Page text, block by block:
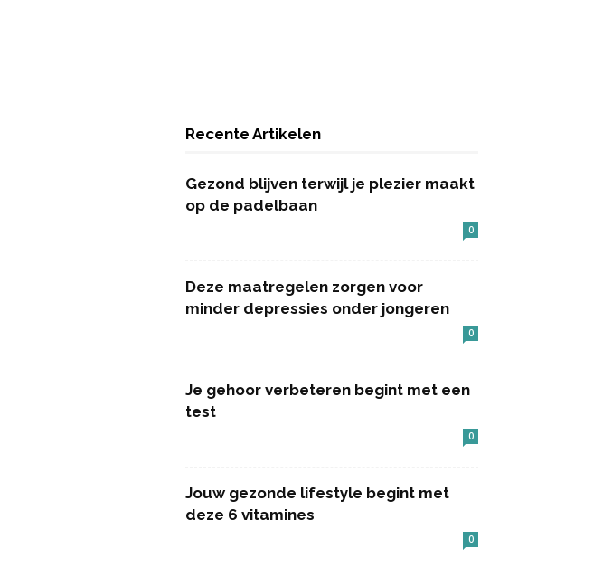
Recente Artikelen
Gezond blijven terwijl je plezier maakt
op de padelbaan
0
Deze maatregelen zorgen voor
minder depressies onder jongeren
0
Je gehoor verbeteren begint met een
test
0
Jouw gezonde lifestyle begint met
deze 6 vitamines
0